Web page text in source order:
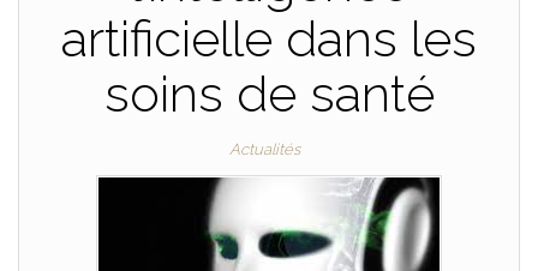
artificielle dans les
soins de santé
Actualités